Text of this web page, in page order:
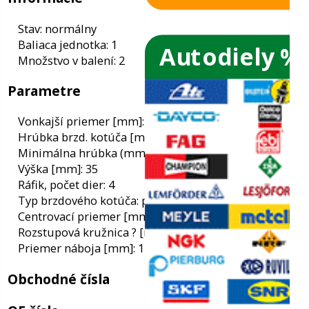
skiel
oleja
Informácie
Stav: normálny
Baliaca jednotka: 1
Množstvo v balení: 2
Autodiely %